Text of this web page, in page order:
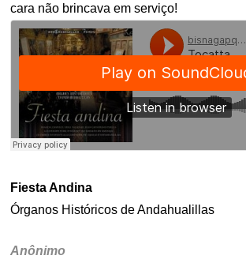
cara não brincava em serviço!
Fiesta Andina
Órganos Históricos de Andahualillas
Anônimo